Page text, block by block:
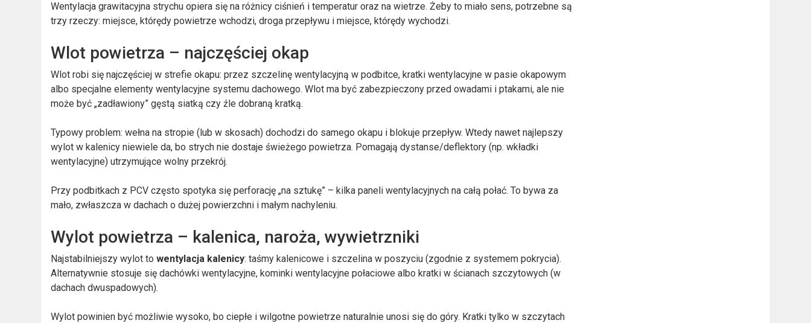
Wentylacja grawitacyjna strychu opiera się na różnicy ciśnień i temperatur oraz na wietrze. Żeby to miało sens, potrzebne są
trzy rzeczy: miejsce, którędy powietrze wchodzi, droga przepływu i miejsce, którędy wychodzi.
Wlot powietrza – najczęściej okap
Wlot robi się najczęściej w strefie okapu: przez szczelinę wentylacyjną w podbitce, kratki wentylacyjne w pasie okapowym
albo specjalne elementy wentylacyjne systemu dachowego. Wlot ma być zabezpieczony przed owadami i ptakami, ale nie
może być „zadławiony” gęstą siatką czy źle dobraną kratką.
Typowy problem: wełna na stropie (lub w skosach) dochodzi do samego okapu i blokuje przepływ. Wtedy nawet najlepszy
wylot w kalenicy niewiele da, bo strych nie dostaje świeżego powietrza. Pomagają dystanse/deflektory (np. wkładki
wentylacyjne) utrzymujące wolny przekrój.
Przy podbitkach z PCV często spotyka się perforację „na sztukę” – kilka paneli wentylacyjnych na całą połać. To bywa za
mało, zwłaszcza w dachach o dużej powierzchni i małym nachyleniu.
Wylot powietrza – kalenica, naroża, wywietrzniki
Najstabilniejszy wylot towentylacja kalenicy: taśmy kalenicowe i szczelina w poszyciu (zgodnie z systemem pokrycia).
Alternatywnie stosuje się dachówki wentylacyjne, kominki wentylacyjne połaciowe albo kratki w ścianach szczytowych (w
dachach dwuspadowych).
Wylot powinien być możliwie wysoko, bo ciepłe i wilgotne powietrze naturalnie unosi się do góry. Kratki tylko w szczytach